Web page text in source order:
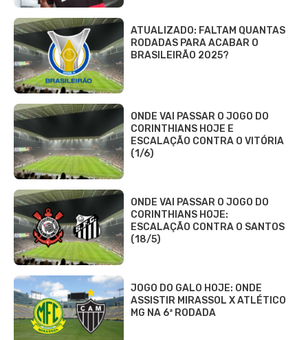
ATUALIZADO: FALTAM QUANTAS
RODADAS PARA ACABAR O
BRASILEIRÃO 2025?
ONDE VAI PASSAR O JOGO DO
CORINTHIANS HOJE E
ESCALAÇÃO CONTRA O VITÓRIA
(1/6)
ONDE VAI PASSAR O JOGO DO
CORINTHIANS HOJE:
ESCALAÇÃO CONTRA O SANTOS
(18/5)
JOGO DO GALO HOJE: ONDE
ASSISTIR MIRASSOL X ATLÉTICO
MG NA 6ª RODADA